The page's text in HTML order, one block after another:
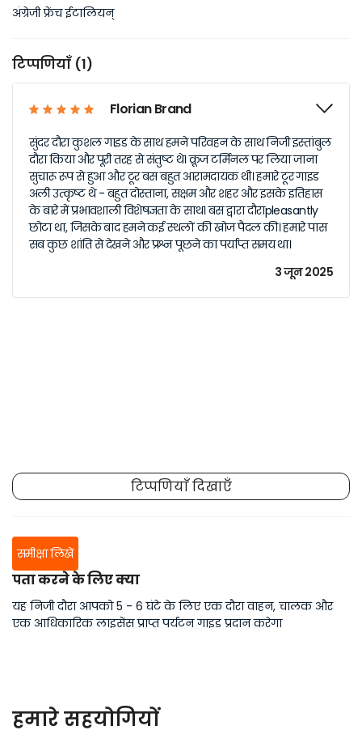
अंग्रेजी फ्रेंच ईटालियन्
टिप्पणियाँ (1)
Florian Brand
सुंदर दौरा कुशल गाइड के साथ हमने परिवहन के साथ निजी इस्तांबुल
दौरा किया और पूरी तरह से संतुष्ट थे। क्रूज टर्मिनल पर लिया जाना
सुचारू रूप से हुआ और टूर बस बहुत आरामदायक थी। हमारे टूर गाइड
अली उत्कृष्ट थे - बहुत दोस्ताना, सक्षम और शहर और इसके इतिहास
के बारे में प्रभावशाली विशेषज्ञता के साथ। बस द्वारा दौराpleasantly
छोटा था, जिसके बाद हमने कई स्थलों की खोज पैदल की। हमारे पास
सब कुछ शांति से देखने और प्रश्न पूछने का पर्याप्त समय था।
3 जून 2025
टिप्पणियाँ दिखाएँ
समीक्षा लिखें
पता करने के लिए क्या
यह निजी दौरा आपको 5 - 6 घंटे के लिए एक दौरा वाहन, चालक और
एक आधिकारिक लाइसेंस प्राप्त पर्यटन गाइड प्रदान करेगा
हमारे सहयोगियों